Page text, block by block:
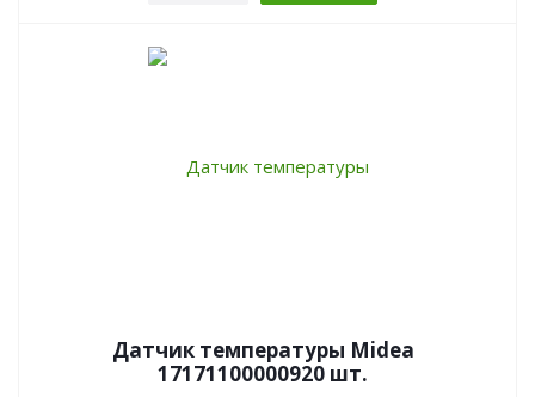
Датчик температуры Midea
17171100000920 шт.